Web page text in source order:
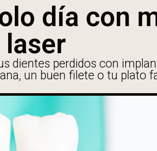
día con
dientes perdidos con
un buen filete o tu plato